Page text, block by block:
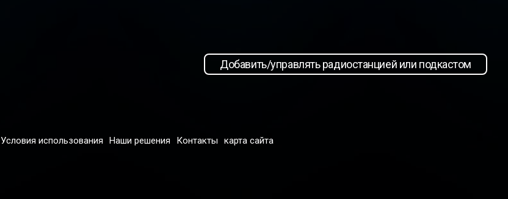
Добавить/управлять радиостанцией или подкастом
Условия использования Наши решения Контакты карта сайта